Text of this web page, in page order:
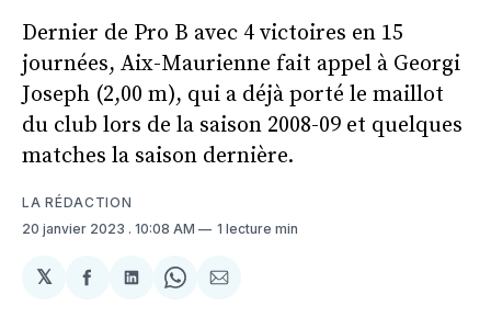
Dernier de Pro B avec 4 victoires en 15
journées, Aix-Maurienne fait appel à Georgi
Joseph (2,00 m), qui a déjà porté le maillot
du club lors de la saison 2008-09 et quelques
matches la saison dernière.
LA RÉDACTION
20 janvier 2023 . 10:08 AM 1 lecture min
𝕏
PartagerPartager
SharePartager